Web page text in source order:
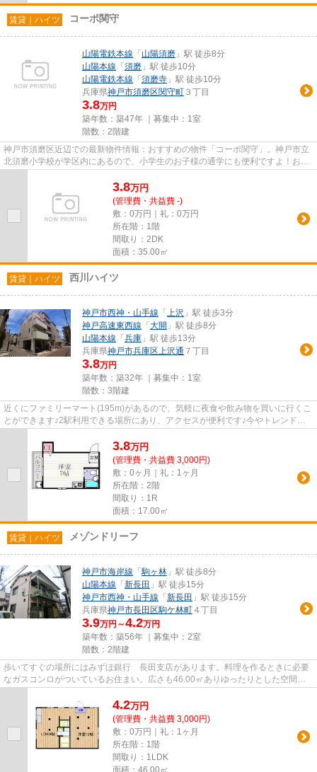
賃貸｜ハイツ コーポ関守
山陽電鉄本線 「 山陽須磨 」駅 徒歩8分
山陽本線 「 須磨 」駅 徒歩10分
山陽電鉄本線 「 須磨寺 」駅 徒歩10分
兵庫県神戸市須磨区関守町 ３丁目
3.8万円
築年数：築47年 ｜募集中： 1室
階数：2階建
神戸市須磨区近辺での最新物件情報：おすすめの物件「コーポ関守」。神戸市立
北須磨小学校が学区内にあるので、小学生のお子様の通学にも便利ですよ！お子
3.8万円
(管理費・共益費 -)
敷：0万円｜礼：0万円
所在階：1階
間取り：2DK
面積：35.00㎡
賃貸｜ハイツ 西川ハイツ
神戸市西神・山手線 「 上沢 」駅 徒歩3分
神戸高速東西線 「 大開 」駅 徒歩8分
山陽本線 「 兵庫 」駅 徒歩13分
兵庫県神戸市兵庫区上沢通 ７丁目
3.8万円
築年数：築32年 ｜募集中： 1室
階数：3階建
近くにファミリーマート(195m)があるので、気軽に夜食や飲み物を買いに行くこ
とができます♪2駅利用できる場所にあり、アクセスが便利です♪今やトレンドに
3.8万円
(管理費・共益費 3,000円)
敷：0ヶ月｜礼：1ヶ月
所在階：2階
間取り：1R
面積：17.00㎡
賃貸｜ハイツ メゾンドリーフ
神戸市海岸線 「駒ヶ林 」駅 徒歩8分
山陽本線 「 新長田 」駅 徒歩15分
神戸市西神・山手線 「 新長田 」駅 徒歩15分
兵庫県神戸市長田区駒ケ林町 ４丁目
3.9万円～4.2万円
築年数：築56年 ｜募集中： 2室
階数：2階建
歩いてすぐの場所にはみずほ銀行 長田支店があります。料理を作るときに必要
なガスコンロがついているお住まい。広さも46.00㎡ありゆったりとした空間が
4.2万円
(管理費・共益費 3,000円)
敷：0万円｜礼：1ヶ月
所在階：1階
間取り：1LDK
面積：46.00㎡